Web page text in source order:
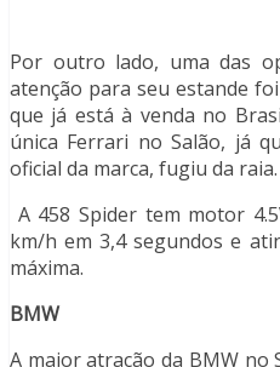
Por outro lado, uma das
atenção para seu estande
que já está à venda no
única Ferrari no Salão, já
oficial da marca, fugiu da raia.
A 458 Spider tem motor
km/h em 3,4 segundos e
máxima.
BMW
A maior atração da BMW no